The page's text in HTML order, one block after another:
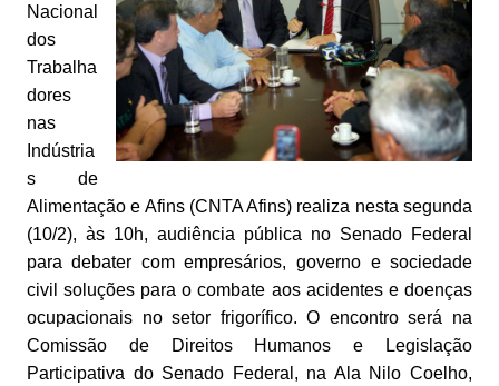
Nacional
dos
Trabalha
dores
nas
Indústria
s de
Alimentação e Afins (CNTA Afins) realiza nesta segunda
(10/2), às 10h, audiência pública no Senado Federal
para debater com empresários, governo e sociedade
civil soluções para o combate aos acidentes e doenças
ocupacionais no setor frigorífico. O encontro será na
Comissão de Direitos Humanos e Legislação
Participativa do Senado Federal, na Ala Nilo Coelho,